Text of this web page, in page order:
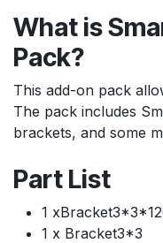
What is
Pack?
This add-on pack
The pack includes
brackets, and some
Part List
1
1 x Bracket3*3